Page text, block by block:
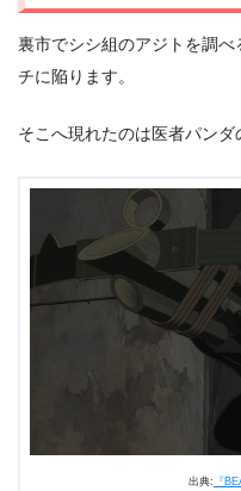
裏市でシシ組のアジトを調
チに陥ります。
そこへ現れたのは医者パンダ
出典: 『